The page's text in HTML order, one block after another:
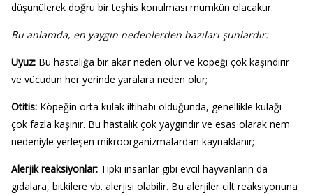
düşünülerek doğru bir teşhis konulması mümkün olacaktır.
Bu anlamda, en yaygın nedenlerden bazıları şunlardır:
Uyuz:Bu hastalığa bir akar neden olur ve köpeği çok kaşındırır
ve vücudun her yerinde yaralara neden olur;
Otitis:Köpeğin orta kulak iltihabı olduğunda, genellikle kulağı
çok fazla kaşınır. Bu hastalık çok yaygındır ve esas olarak nem
nedeniyle yerleşen mikroorganizmalardan kaynaklanır;
Alerjik reaksiyonlar:Tıpkı insanlar gibi evcil hayvanların da
gıdalara, bitkilere vb. alerjisi olabilir. Bu alerjiler cilt reaksiyonuna